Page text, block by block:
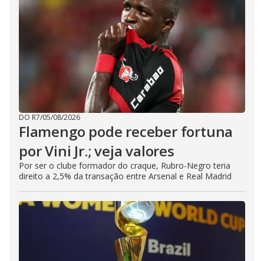
DO R7/05/08/2026
Flamengo pode receber fortuna
por Vini Jr.; veja valores
Por ser o clube formador do craque, Rubro-Negro teria
direito a 2,5% da transação entre Arsenal e Real Madrid